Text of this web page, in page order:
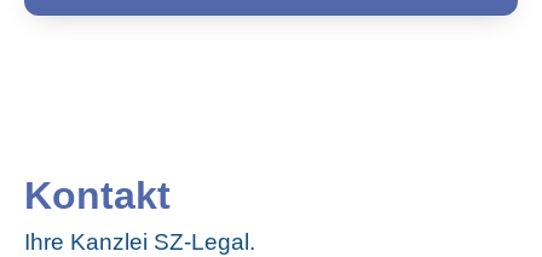
Kontakt
Ihre Kanzlei SZ-Legal.